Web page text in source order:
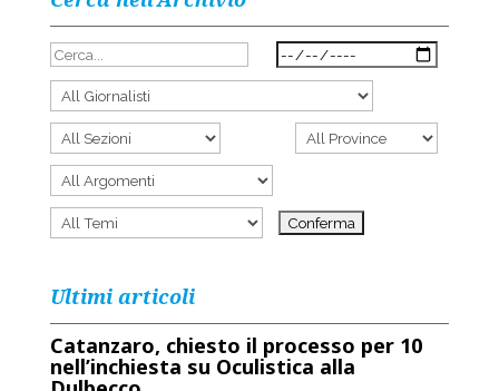
Ultimi articoli
Catanzaro, chiesto il processo per 10
nell’inchiesta su Oculistica alla